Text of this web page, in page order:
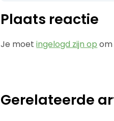
Plaats reactie
Je moetingelogd zijn op
Gerelateerde